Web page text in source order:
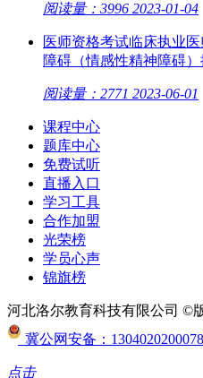
阅读量：3996 2023-01-04
医师资格考试临床执业
障碍（情感性精神障碍
阅读量：2771 2023-06-01
课程中心
题库中心
免费试听
直播入口
学习工具
合作加盟
光荣榜
学员心声
锦旗榜
河北洛尔教育科技有限公司 ©
冀公网安备：
点击